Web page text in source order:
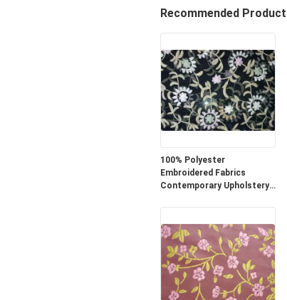
Recommended
100% Polyester
Embroidered Fabrics
Contemporary Upholstery